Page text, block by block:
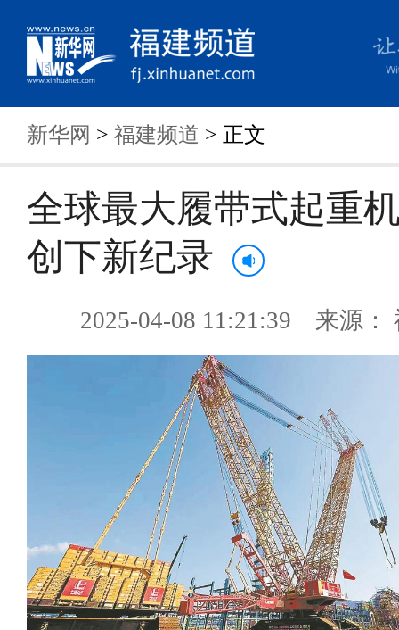
新华网 > 福建频道 > 正文
全球最大履带式起重
创下新纪录
2025-04-08 11:21:39 来源：